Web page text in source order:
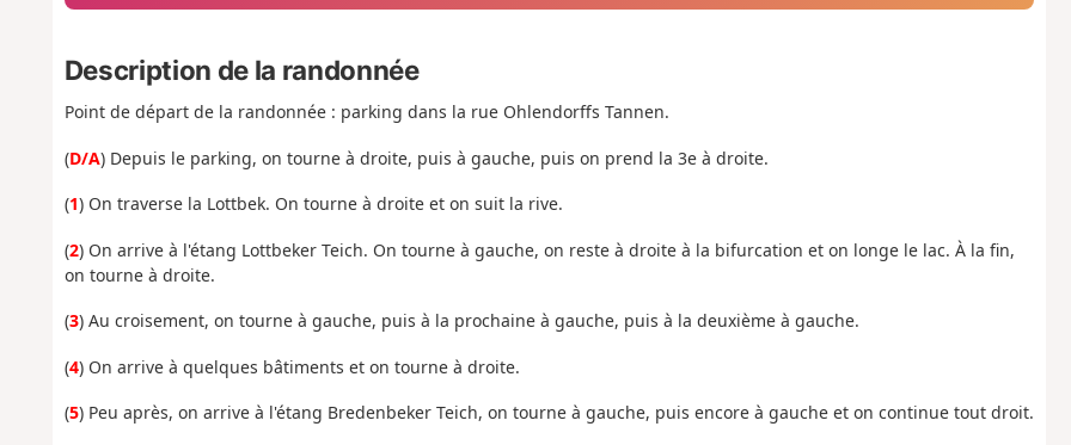
Description de la randonnée
Point de départ de la randonnée : parking dans la rue Ohlendorffs Tannen.
(D/A) Depuis le parking, on tourne à droite, puis à gauche, puis on prend la 3e à droite.
(1) On traverse la Lottbek. On tourne à droite et on suit la rive.
(2) On arrive à l'étang Lottbeker Teich. On tourne à gauche, on reste à droite à la bifurcation et on longe le lac. À la fin,
on tourne à droite.
(3) Au croisement, on tourne à gauche, puis à la prochaine à gauche, puis à la deuxième à gauche.
(4) On arrive à quelques bâtiments et on tourne à droite.
(5) Peu après, on arrive à l'étang Bredenbeker Teich, on tourne à gauche, puis encore à gauche et on continue tout droit.